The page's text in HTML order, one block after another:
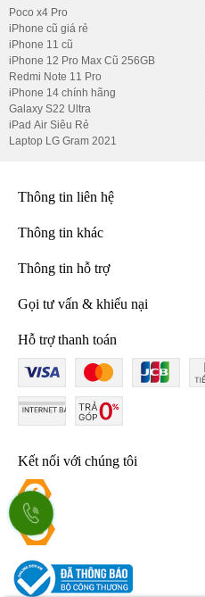
Poco x4 Pro
iPhone cũ giá rẻ
iPhone 11 cũ
iPhone 12 Pro Max Cũ 256GB
Redmi Note 11 Pro
iPhone 14 chính hãng
Galaxy S22 Ultra
iPad Air Siêu Rẻ
Laptop LG Gram 2021
Thông tin liên hệ
Thông tin khác
Thông tin hỗ trợ
Gọi tư vấn & khiếu nại
Hỗ trợ thanh toán
Kết nối với chúng tôi